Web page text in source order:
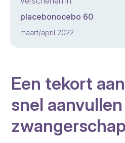
placebonocebo 60
maart/april 2022
Een tekort
snel
zwangerschap